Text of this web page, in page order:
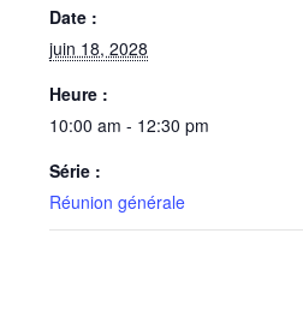
Date :
juin 18, 2028
Heure :
10:00 am - 12:30 pm
Série :
Réunion générale